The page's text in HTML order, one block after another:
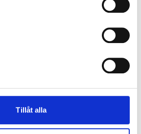
Tillåt alla
fönster. Finns i vitmålat trä eller